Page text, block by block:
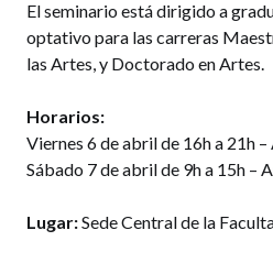
El seminario está dirigido a
optativo para las carreras
las Artes, y Doctorado en Artes.
Horarios:
Viernes 6 de abril de 16h a 21h –
Sábado 7 de abril de 9h a 15h –
Lugar:Sede Central de la